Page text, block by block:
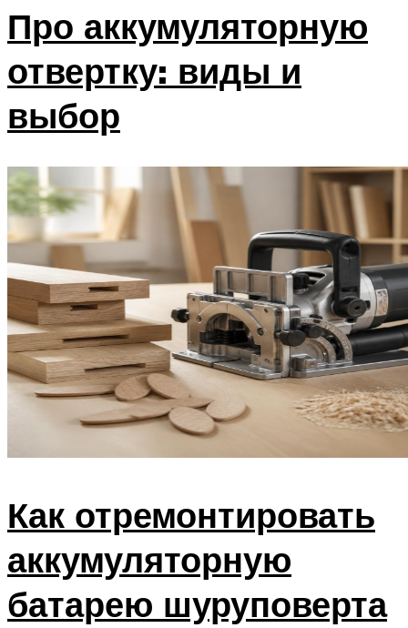
Про аккумуляторную
отвертку: виды и
выбор
Как отремонтировать
аккумуляторную
батарею шуруповерта